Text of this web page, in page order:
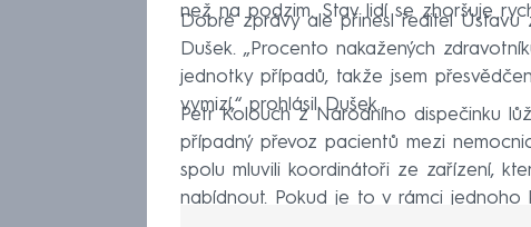
než na podzim. Stav lidí se zhoršuje
Dobré zprávy ale přinesl ředitel Ústavu
Dušek. „Procento nakažených
jednotky případů, takže jsem
vymizí,“ prohlásil Dušek.
Petr Kolouch z Národního dispečinku
případný převoz pacientů mezi
spolu mluvili koordinátoři ze zařízení,
nabídnout. Pokud je to v rámci jednoho